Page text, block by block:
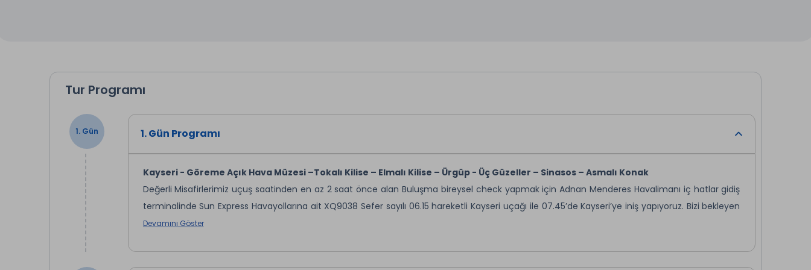
Tur Programı
1. Gün 1. Gün Programı
Kayseri - Göreme Açık Hava Müzesi –Tokalı Kilise – Elmalı Kilise – Ürgüp - Üç Güzeller – Sinasos – Asmalı Konak
Değerli Misafirlerimiz uçuş saatinden en az 2 saat önce alan Buluşma bireysel check yapmak için Adnan Menderes Havalimanı iç hatlar gidiş
terminalinde Sun Express Havayollarına ait XQ9038 Sefer sayılı 06.15 hareketli Kayseri uçağı ile 07.45’de Kayseri’ye iniş yapıyoruz. Bizi bekleyen
aracımıza binerek Panoramik Kayseri şehir turu ile Serbest alınan sabah kahvaltısı sonrasında Nevşehir’e doğru yolumuza devam ediyoruz.
Devamını Göster